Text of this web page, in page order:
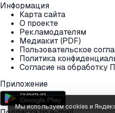
Информация
Карта сайта
О проекте
Рекламодателям
Медиакит (PDF)
Пользовательское
Политика
Согласие на обработку
Приложение
Мы используем cookies и